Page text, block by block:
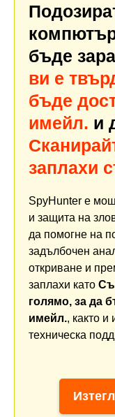
бъде
ви е
бъде
имейл. и
заплахи
SpyHunter е
и защита на
да помогне на
задълбочен
откриване и
заплахи като
голямо, за да
имейл., както и
техническа